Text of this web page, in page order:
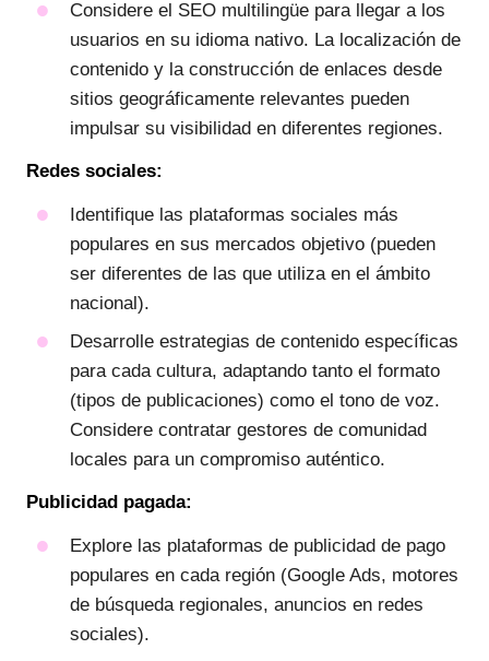
Considere el SEO multilingüe para llegar a los
usuarios en su idioma nativo. La localización de
contenido y la construcción de enlaces desde
sitios geográficamente relevantes pueden
impulsar su visibilidad en diferentes regiones.
Redes sociales:
Identifique las plataformas sociales más
populares en sus mercados objetivo (pueden
ser diferentes de las que utiliza en el ámbito
nacional).
Desarrolle estrategias de contenido específicas
para cada cultura, adaptando tanto el formato
(tipos de publicaciones) como el tono de voz.
Considere contratar gestores de comunidad
locales para un compromiso auténtico.
Publicidad pagada:
Explore las plataformas de publicidad de pago
populares en cada región (Google Ads, motores
de búsqueda regionales, anuncios en redes
sociales).